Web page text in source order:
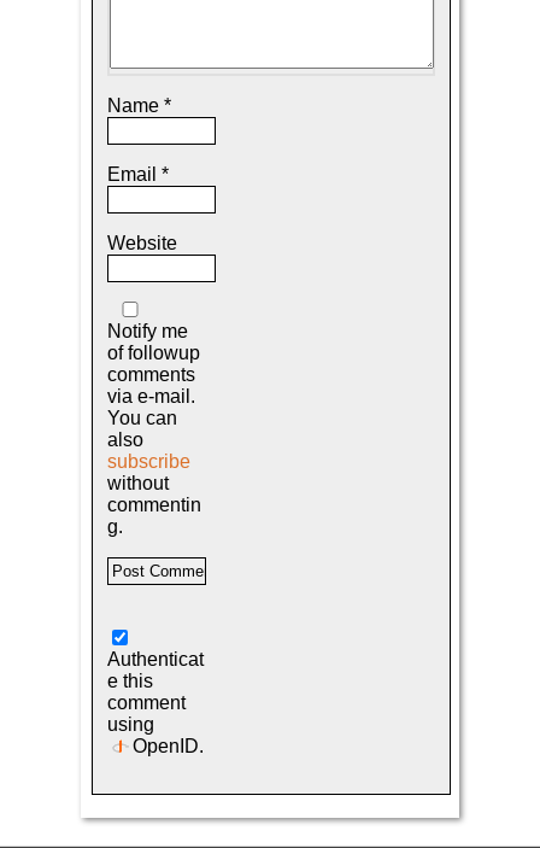
Name *
Email *
Website
Notify me
of followup
comments
via e-mail.
You can
also
subscribe
without
commentin
g.
Authenticat
e this
comment
using
OpenID.